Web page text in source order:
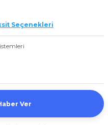
Seçenekleri
Ver